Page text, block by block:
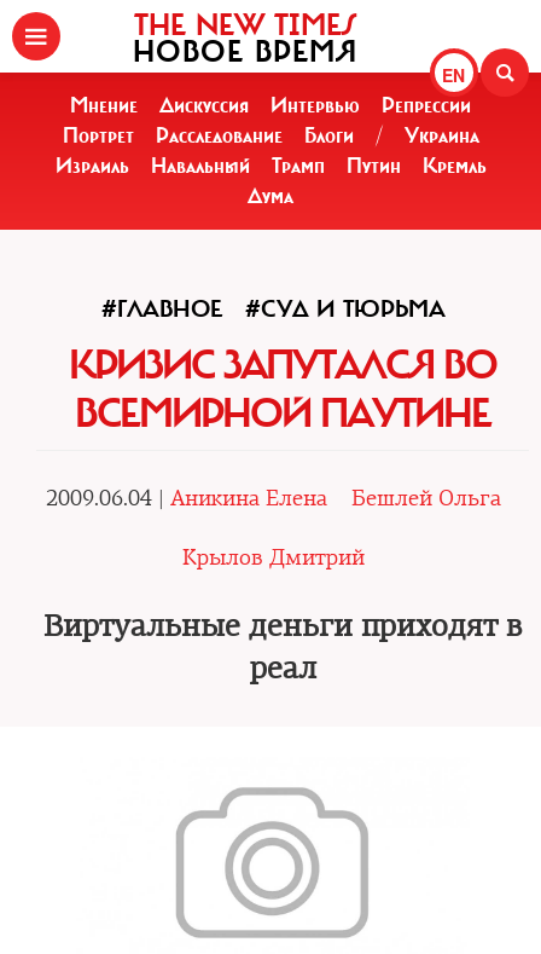
EN
THE NEW TIMES
НОВОЕ ВРЕМЯ
Мнение Дискуссия Интервью
Репрессии
Портрет
Расследование Блоги /
Украина
Израиль
Навальный Трамп Путин
Кремль
Дума
#ГЛАВНОЕ #СУД И ТЮРЬМА
КРИЗИС ЗАПУТАЛСЯ ВО
ВСЕМИРНОЙ ПАУТИНЕ
2009.06.04 | Аникина Елена Бешлей Ольга
Крылов Дмитрий
Виртуальные деньги приходят в
реал